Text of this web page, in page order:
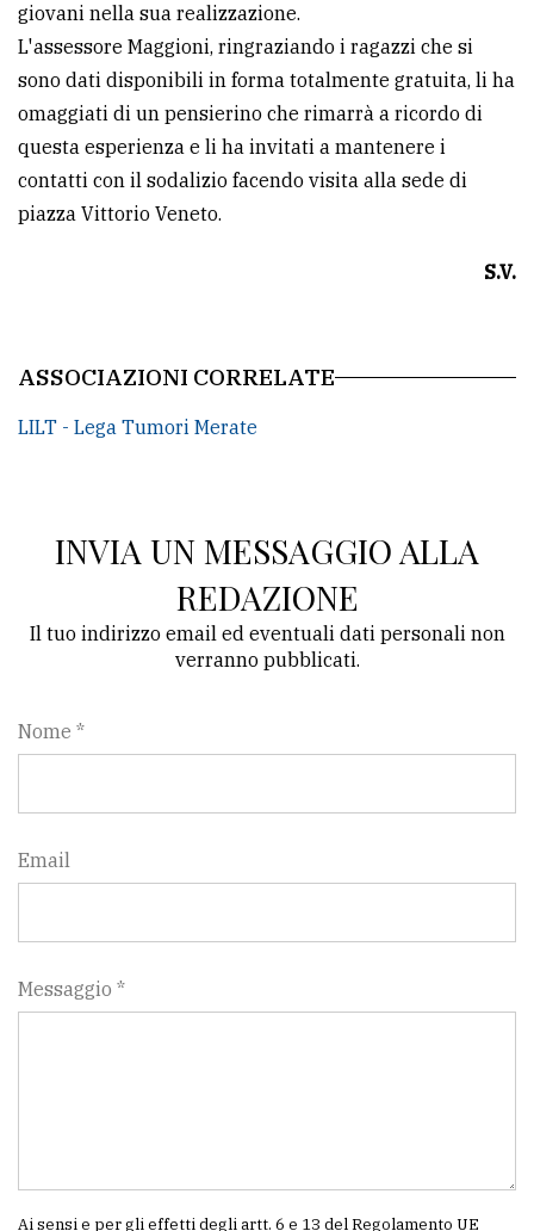
giovani nella sua realizzazione.
L'assessore Maggioni, ringraziando i ragazzi che si
sono dati disponibili in forma totalmente gratuita, li ha
omaggiati di un pensierino che rimarrà a ricordo di
questa esperienza e li ha invitati a mantenere i
contatti con il sodalizio facendo visita alla sede di
piazza Vittorio Veneto.
S.V.
ASSOCIAZIONI CORRELATE
LILT - Lega Tumori Merate
INVIA UN MESSAGGIO ALLA
REDAZIONE
Il tuo indirizzo email ed eventuali dati personali non
verranno pubblicati.
Nome *
Email
Messaggio *
Ai sensi e per gli effetti degli artt. 6 e 13 del Regolamento UE